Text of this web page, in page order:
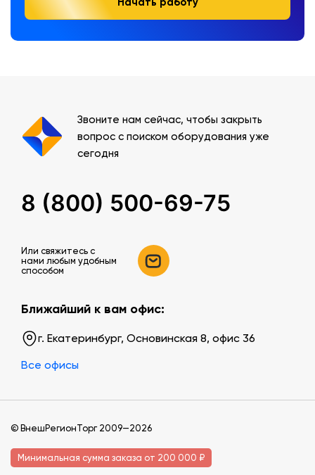
Звоните нам сейчас, чтобы закрыть
вопрос с поиском оборудования уже
сегодня
8 (800) 500-69-75
Или свяжитесь c
нами любым удобным
способом
Ближайший к вам офис:
г. Екатеринбург, Основинская 8, офис 36
Все офисы
© ВнешРегионТорг 2009—2026
Минимальная сумма заказа от 200 000 ₽